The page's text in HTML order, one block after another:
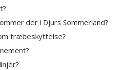
der i Djurs Sommerland?
træbeskyttelse?